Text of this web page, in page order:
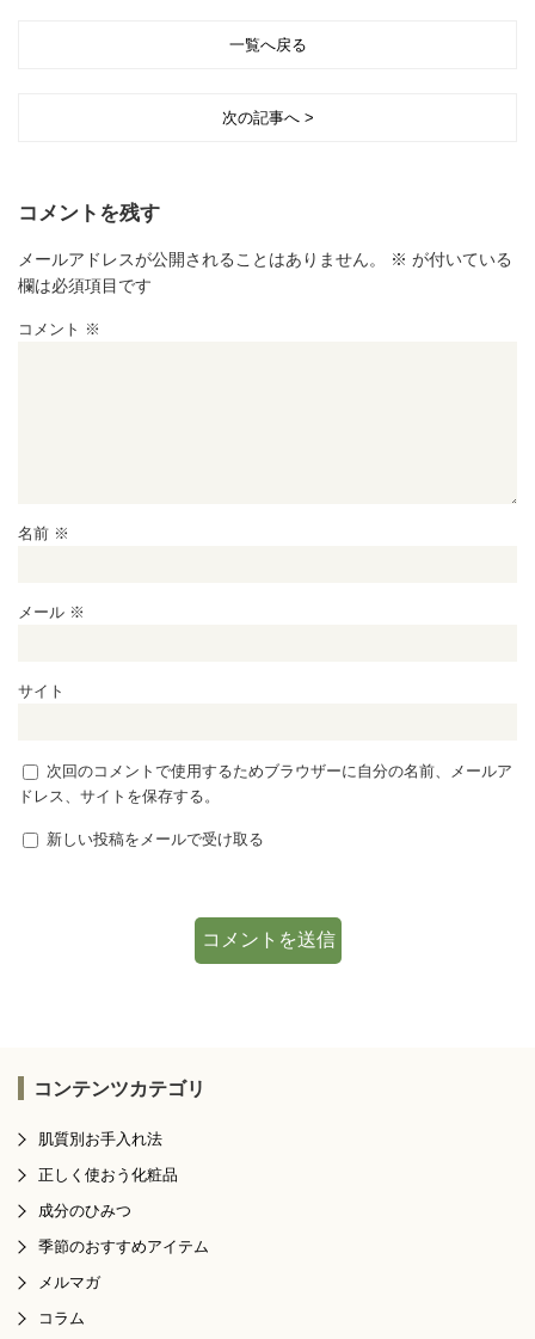
一覧へ戻る
次の記事へ >
コメントを残す
メールアドレスが公開されることはありません。 ※ が付いている
欄は必須項目です
コメント ※
名前 ※
メール ※
サイト
次回のコメントで使用するためブラウザーに自分の名前、メールア
ドレス、サイトを保存する。
新しい投稿をメールで受け取る
コンテンツカテゴリ
肌質別お手入れ法
正しく使おう化粧品
成分のひみつ
季節のおすすめアイテム
メルマガ
コラム